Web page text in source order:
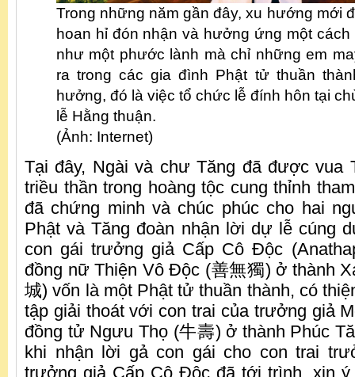
Trong những năm gần đây, xu hướng mới
hoan hỉ đón nhận và hưởng ứng một
như một phước lành mà chỉ những em
ra trong các gia đình Phật tử thuần
hưởng, đó là việc tổ chức lễ đính hôn tại
lễ Hằng thuận.
(Ảnh: Internet)
Tại đây, Ngài và chư Tăng đã được vua
triều thần trong hoàng tộc cung thỉnh
đã chứng minh và chúc phúc cho hai
Phật và Tăng đoàn nhận lời dự lễ cúng
con gái trưởng giả Cấp Cô Độc
đồng nữ Thiện Vô Độc (善無獨) ở thành
城) vốn là một Phật tử thuần thành, có
tập giải thoát với con trai của trưởng giả
đồng tử Ngưu Thọ (牛壽) ở thành Phúc
khi nhận lời gả con gái cho con trai
trưởng giả Cấp Cô Độc đã tới trình, xin ý